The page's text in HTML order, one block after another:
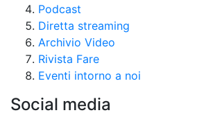
Podcast
Diretta streaming
Archivio Video
Rivista Fare
Eventi intorno a noi
Social media